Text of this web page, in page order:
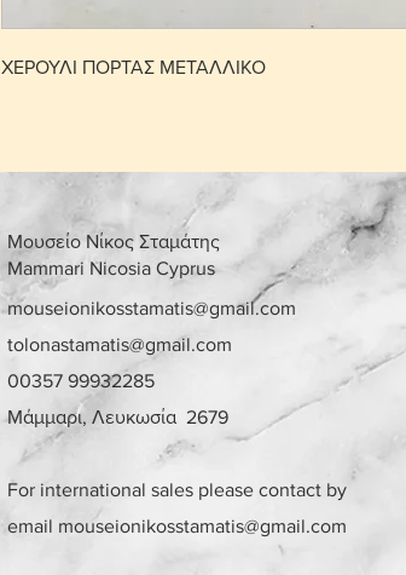
ΧΕΡΟΥΛΙ ΠΟΡΤΑΣ ΜΕΤΑΛΛΙΚΟ
Μουσείο Νίκος Σταμάτης
Mammari Nicosia Cyprus
mouseionikosstamatis@gmail.com
tolonastamatis@gmail.com
00357 99932285
Μάμμαρι, Λευκωσία 2679
For international sales please contact by
email mouseionikosstamatis@gmail.com